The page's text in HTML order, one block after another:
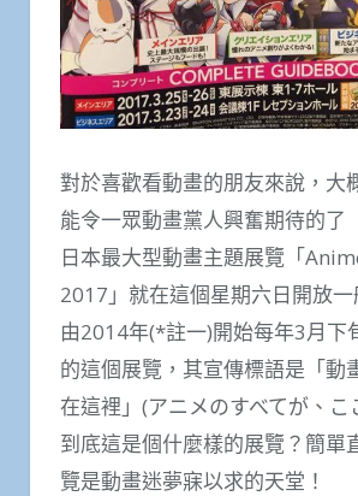
對於喜歡看動畫的朋友來說，大
能令一眾動畫黨人興奮期待的了
日本最大型動畫主題展覽「
2017」就在這個星期六日開放
由2014年(*註一)開始每年3月下
的這個展覽，其宣傳標語是「動
在這裡」(アニメのすべてが、こ
到底這是個什麼樣的展覽？簡單
覽是動畫迷夢寐以求的天堂！